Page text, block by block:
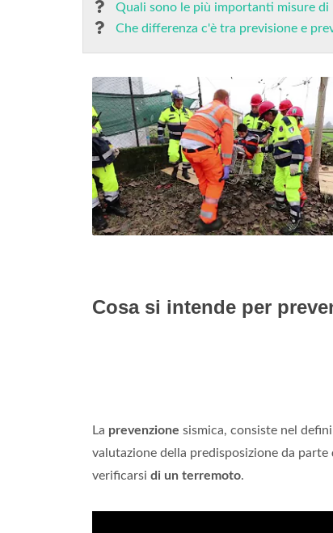
Quali sono le più importanti misure
Che differenza c'è tra previsione e
Cosa si intende per
La prevenzione sismica, consiste nel
valutazione della predisposizione da parte
verificarsi di un terremoto.